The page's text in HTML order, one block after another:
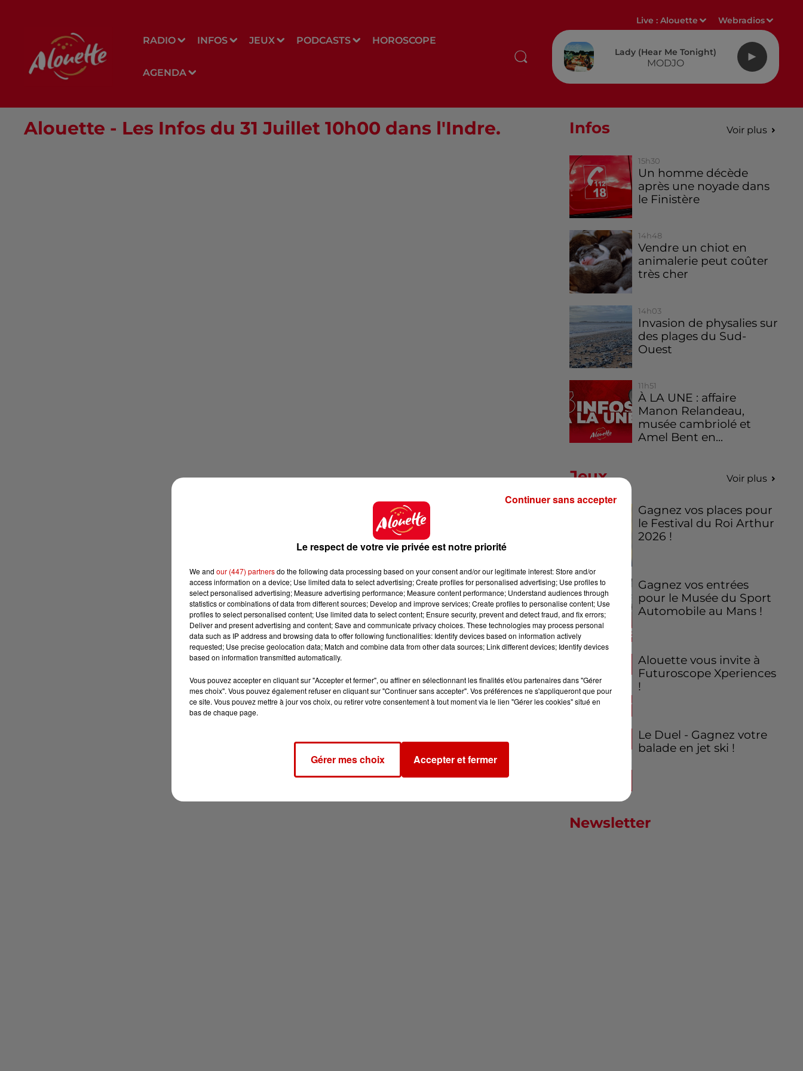
RADIO INFOS JEUX PODCASTS HOROSCOPE
AGENDA
Live :Alouette Webradios
Lady (hear Me Tonight)
MODJO
Alouette - Les Infos du 31 Juillet 10h00 dans l'Indre. Infos Voir plus
15h30
Un homme décède
après une noyade dans
le Finistère
14h48
Vendre un chiot en
animalerie peut coûter
très cher
14h03
Invasion de physalies sur
des plages du Sud-
Ouest
11h51
À LA UNE : affaire
Manon Relandeau,
musée cambriolé et
Amel Bent en...
Jeux Voir plus
Gagnez vos places pour
le Festival du Roi Arthur
2026 !
Gagnez vos entrées
pour le Musée du Sport
Automobile au Mans !
Alouette vous invite à
Futuroscope Xperiences
!
Le Duel - Gagnez votre
balade en jet ski !
Newsletter
Le respect de votre vie privée est notre priorité
We and our (447) partnersdo the following data processing based on your consent and/or our legitimate interest: Store and/or
access information on a device; Use limited data to select advertising; Create profiles for personalised advertising; Use profiles to
select personalised advertising; Measure advertising performance; Measure content performance; Understand audiences through
statistics or combinations of data from different sources; Develop and improve services; Create profiles to personalise content; Use
profiles to select personalised content; Use limited data to select content; Ensure security, prevent and detect fraud, and fix errors;
Deliver and present advertising and content; Save and communicate privacy choices. These technologies may process personal
data such as IP address and browsing data to offer following functionalities: Identify devices based on information actively
requested; Use precise geolocation data; Match and combine data from other data sources; Link different devices; Identify devices
based on information transmitted automatically.
Vous pouvez accepter en cliquant sur "Accepter et fermer", ou affiner en sélectionnant les finalités et/ou partenaires dans "Gérer
mes choix". Vous pouvez également refuser en cliquant sur "Continuer sans accepter". Vos préférences ne s'appliqueront que pour
ce site. Vous pouvez mettre à jour vos choix, ou retirer votre consentement à tout moment via le lien "Gérer les cookies" situé en
bas de chaque page.
Gérer mes choix Accepter et fermer
Continuer sans accepter